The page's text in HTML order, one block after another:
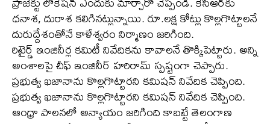
ధనాశ, దురాశ కలిగినట్లున్నాయి. రూ.లక్ష కోట్లు కొల్లగొట్టాలనే
దురుద్దేశంతోనే కాళేశ్వరం నిర్మాణం జరిగింది.
రిటైర్డ్‌ ఇంజినీర్ల కమిటీ నివేదికను కావాలనే తొక్కిపెట్టారు. అన్ని
అంశాలపై చీఫ్‌ ఇంజినీర్‌ హరిరామ్‌ స్పష్టంగా చెప్పారు.
ప్రభుత్వ ఖజానాను కొల్లగొట్టారని కమిషన్‌ నివేదిక చెప్పింది.
ప్రభుత్వ ఖజానాను కొల్లగొట్టారని కమిషన్‌ నివేదిక చెప్పింది.
ఆంధ్రా పాలనలో అన్యాయం జరిగింది కాబట్టే తెలంగాణ